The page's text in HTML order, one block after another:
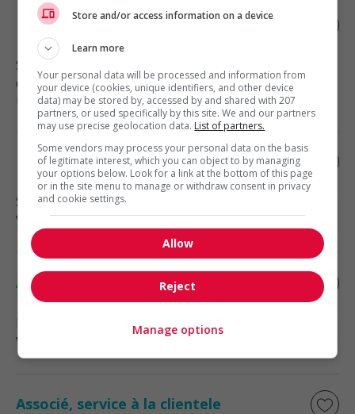
Préposé, réception et manutention
Saskatoon
Construction, production et
manutention
Prepose cour a bois
Saskatoon, SK
Vente, achat et service à la clientèle
Associe, ventes et service a la clientele
Vente, achat et service à la clientèle
Associé, service à la clientele
Store and/or access information on a device
Learn more
Your personal data will be processed and information from
your device (cookies, unique identifiers, and other device
data) may be stored by, accessed by and shared with 207
partners, or used specifically by this site. We and our partners
may use precise geolocation data. List of partners.
Some vendors may process your personal data on the basis
of legitimate interest, which you can object to by managing
your options below. Look for a link at the bottom of this page
or in the site menu to manage or withdraw consent in privacy
and cookie settings.
Allow
Reject
Manage options